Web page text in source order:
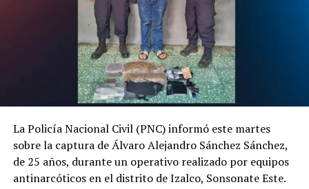
La Policía Nacional Civil (PNC) informó este martes
sobre la captura de Álvaro Alejandro Sánchez Sánchez,
de 25 años, durante un operativo realizado por equipos
antinarcóticos en el distrito de Izalco, Sonsonate Este.